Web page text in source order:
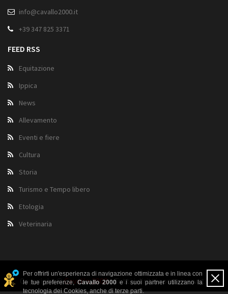
info@cavallo2000.it
+39 347 825 3371
FEED RSS
Equitazione
Ippica
News
Allevamento
Eventi e fiere
Cultura
Storia
Turismo e Tempo libero
Etologia
Veterinaria
Copyright ©Cavallo 2000- Tutti i diritti sono riservati.
Per offrirti un'esperienza di navigazione ottimizzata e in linea con
le tue preferenze,Cavallo 2000e i suoi partner utilizzano la
tecnologia dei Cookies, anche di terze parti.